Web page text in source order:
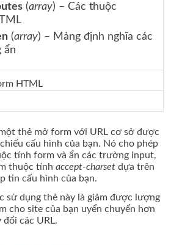
(array) – Các thuộc
(array) – Mảng định nghĩa các
ẩn
HTML
thẻ mở form với URL cơ sở được
cấu hình của bạn. Nó cho phép
tính form và ẩn các trường input,
thuộc tính accept-charset dựa trên
tin cấu hình của bạn.
sử dụng thẻ này là giảm được lượng
cho site của bạn uyển chuyển hơn
các URL.